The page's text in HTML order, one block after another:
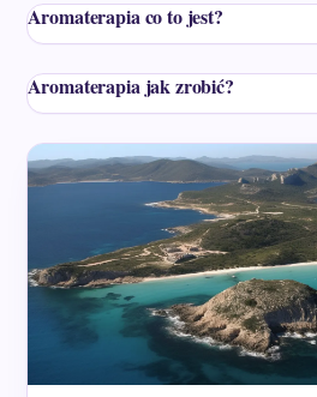
Aromaterapia co to jest?
Aromaterapia jak zrobić?